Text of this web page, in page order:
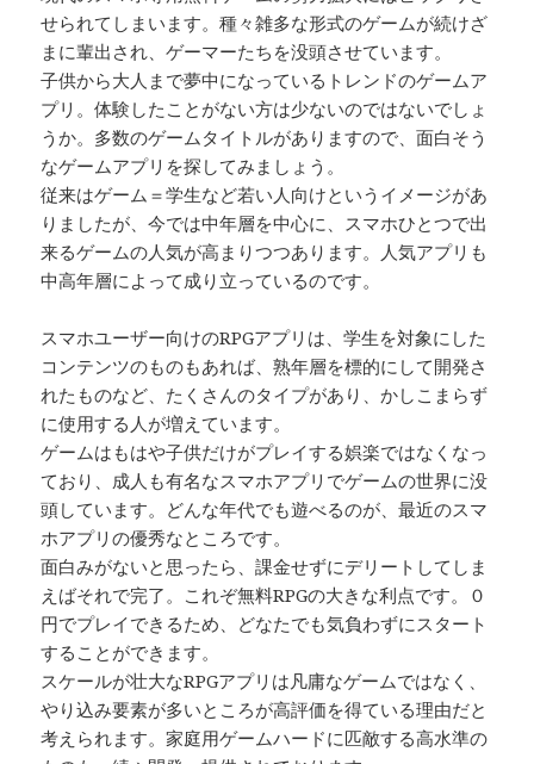
せられてしまいます。種々雑多な形式のゲームが続けざ
まに輩出され、ゲーマーたちを没頭させています。
子供から大人まで夢中になっているトレンドのゲームア
プリ。体験したことがない方は少ないのではないでしょ
うか。多数のゲームタイトルがありますので、面白そう
なゲームアプリを探してみましょう。
従来はゲーム＝学生など若い人向けというイメージがあ
りましたが、今では中年層を中心に、スマホひとつで出
来るゲームの人気が高まりつつあります。人気アプリも
中高年層によって成り立っているのです。
スマホユーザー向けのRPGアプリは、学生を対象にした
コンテンツのものもあれば、熟年層を標的にして開発さ
れたものなど、たくさんのタイプがあり、かしこまらず
に使用する人が増えています。
ゲームはもはや子供だけがプレイする娯楽ではなくなっ
ており、成人も有名なスマホアプリでゲームの世界に没
頭しています。どんな年代でも遊べるのが、最近のスマ
ホアプリの優秀なところです。
面白みがないと思ったら、課金せずにデリートしてしま
えばそれで完了。これぞ無料RPGの大きな利点です。０
円でプレイできるため、どなたでも気負わずにスタート
することができます。
スケールが壮大なRPGアプリは凡庸なゲームではなく、
やり込み要素が多いところが高評価を得ている理由だと
考えられます。家庭用ゲームハードに匹敵する高水準の